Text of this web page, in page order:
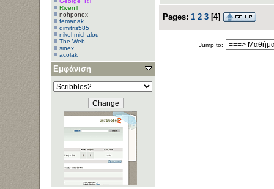
RivenT
nohponex
femanak
dimitris585
nikol michalou
The Web
sinex
acolak
Εμφάνιση
Pages: 1 2 3 [4]
Jump to: